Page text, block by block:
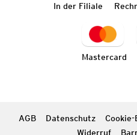
In der Filiale
Mastercard
AGB Datenschutz
Widerruf